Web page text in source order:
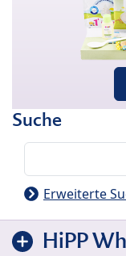
Suche
Erweiterte
HiPP